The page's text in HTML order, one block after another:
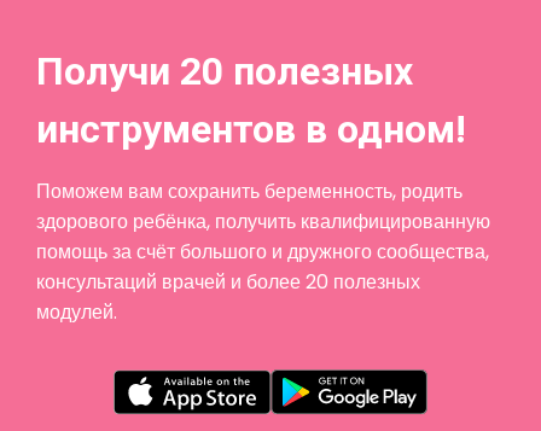
Получи 20 полезных
инструментов в одном!
Поможем вам сохранить беременность, родить
здорового ребёнка, получить квалифицированную
помощь за счёт большого и дружного сообщества,
консультаций врачей и более 20 полезных
модулей.